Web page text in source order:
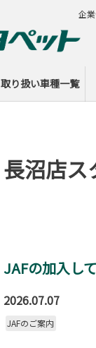
取り扱い車種一覧
企
長沼店ス
JAFの加入し
2026.07.07
JAFのご案内